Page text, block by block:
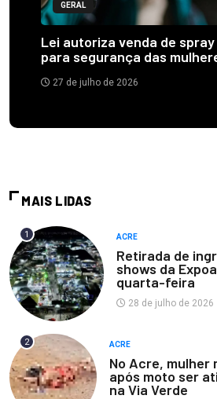
GERAL
Lei autoriza venda de
para segurança das
27 de julho de 2026
MAIS LIDAS
1 ACRE
Retirada de
shows da
quarta-feira
28 de julho de 2026
2 ACRE
No Acre, mulher
após moto ser
na Via Verde